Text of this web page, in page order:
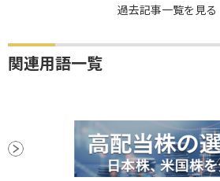
過去記事一覧を見る
関連用語一覧